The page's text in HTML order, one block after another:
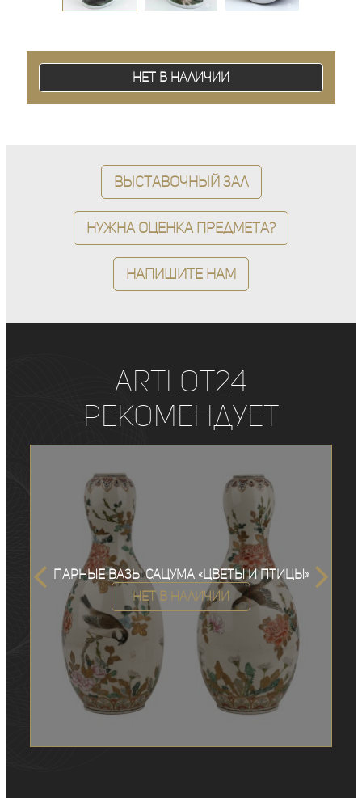
Нет в наличии
Выставочный зал
Нужна оценка предмета?
Напишите нам
ArtLot24
рекомендует
Парные вазы Сацума «Цветы и птицы»
Нет в наличии